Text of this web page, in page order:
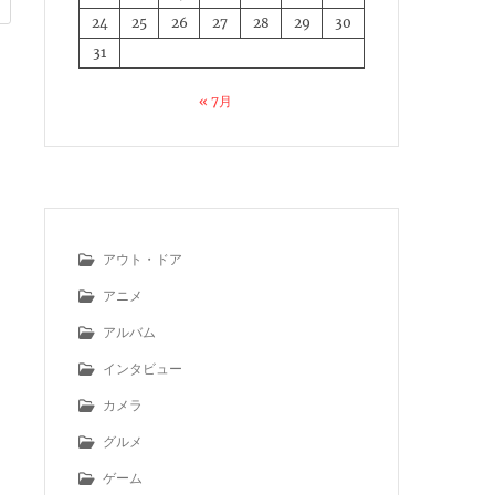
24
25 26 27 28 29
30
31
« 7月
アウト・ドア
アニメ
アルバム
インタビュー
カメラ
グルメ
ゲーム